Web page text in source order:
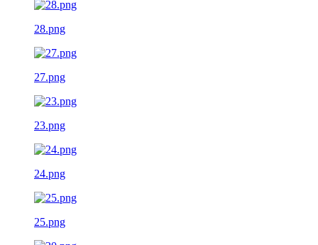
28.png
27.png
23.png
24.png
25.png